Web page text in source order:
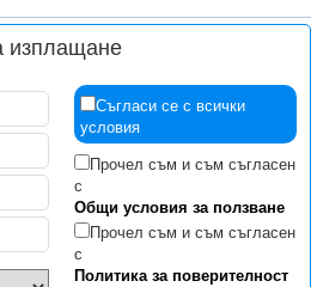
изплащане
Съгласи се с всички
условия
Прочел съм и съм съгласен
с
Общи условия за ползване
Прочел съм и съм съгласен
с
Политика за поверителност